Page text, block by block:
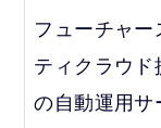
フューチャー
ティクラウド
の自動運用サ